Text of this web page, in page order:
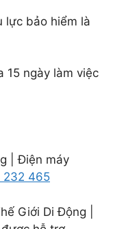
lực bảo hiểm là
15 ngày làm việc
| Điện máy
232 465
Giới Di Động |